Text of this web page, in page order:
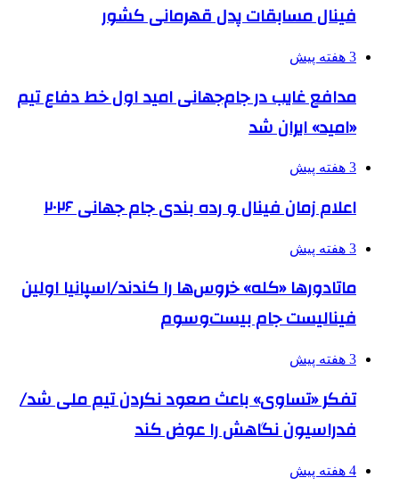
فینال مسابقات پدل قهرمانی کشور
3 هفته پیش
مدافع غایب در جام‌جهانی امید اول خط دفاع تیم
«امید» ایران شد
3 هفته پیش
اعلام زمان فینال و رده بندی جام جهانی ۲۰۲۶
3 هفته پیش
ماتادورها «کله» خروس‌ها را کندند/اسپانیا اولین
فینالیست جام بیست‌وسوم
3 هفته پیش
تفکر «تساوی» باعث صعود نکردن تیم ملی شد/
فدراسیون نگاهش را عوض کند
4 هفته پیش